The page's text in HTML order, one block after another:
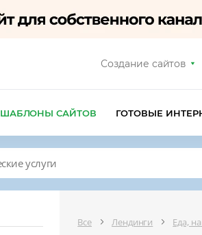
Создание сайтов
ШАБЛОНЫ САЙТОВ ГОТОВЫЕ
Все Лендинги Еда,